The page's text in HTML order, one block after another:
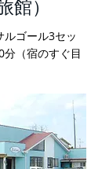
館）
ゴール3セッ
（宿のすぐ目